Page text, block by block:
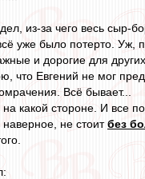
из-за чего весь сыр-
уже было потерто. Уж,
и дорогие для
что Евгений не мог
Всё бывает...
какой стороне. И все
не стоитбез